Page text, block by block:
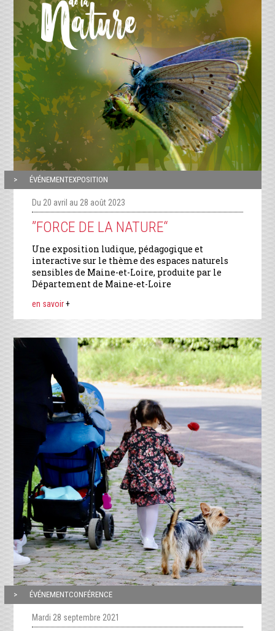
ÉVÉNEMENTEXPOSITION
Du 20 avril au 28 août 2023
”FORCE DE LA NATURE“
Une exposition ludique, pédagogique et
interactive sur le thème des espaces naturels
sensibles de Maine-et-Loire, produite par le
Département de Maine-et-Loire
en savoir+
ÉVÉNEMENTCONFÉRENCE
Mardi 28 septembre 2021